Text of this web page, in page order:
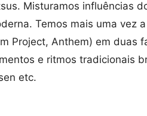
Misturamos influências
Temos mais uma vez
Project, Anthem) em duas
e ritmos tradicionais
etc.